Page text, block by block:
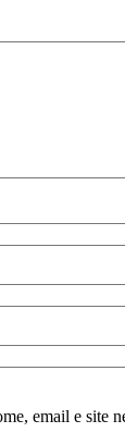
email e site